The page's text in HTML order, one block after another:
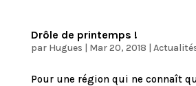
Drôle de printemps !
par Hugues | Mar 20, 2018 |
Pour une région qui ne connaît